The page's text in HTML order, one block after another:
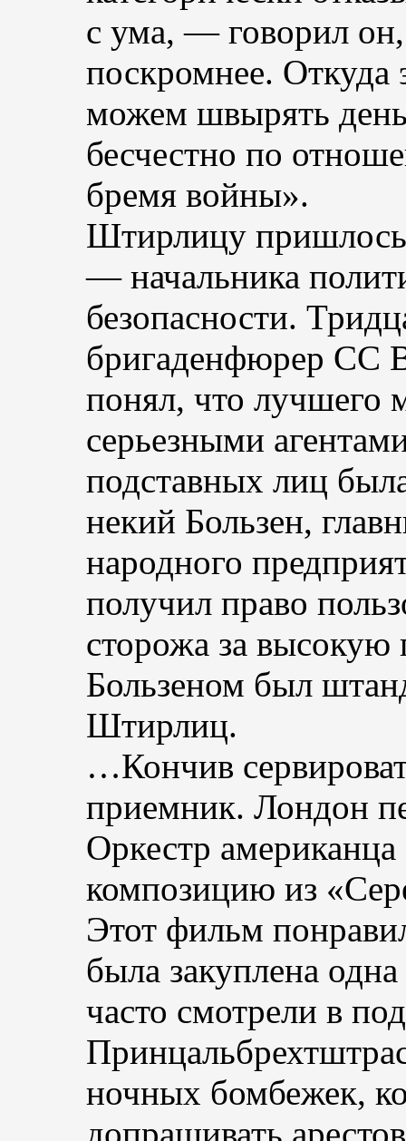
с ума, — говорил
поскромнее.
можем швырять
бесчестно по
бремя войны».
Штирлицу пришлось
— начальника
безопасности.
бригаденфюрер СС
понял, что лучшего
серьезными
подставных лиц
некий Бользен,
народного
получил право
сторожа за
Бользеном был
Штирлиц.
…Кончив
приемник. Лондон
Оркестр
композицию из
Этот фильм
была закуплена
часто смотрели в
ночных бомбежек,
допрашивать